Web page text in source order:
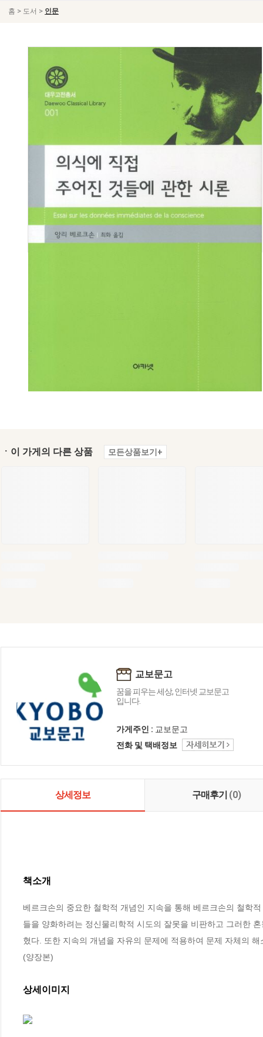
홈 > 도서 > 인문
ㆍ이 가게의 다른 상품 모든상품보기+
교보문고
꿈을 피우는 세상, 인터넷 교보문고
입니다.
가게주인 : 교보문고
전화 및 택배정보
상세정보 구매후기 (0)
책소개
베르크손의 중요한 철학적 개념인 지속을 통해 베르크손의 철학
들을 양화하려는 정신물리학적 시도의 잘못을 비판하고 그러한
혔다. 또한 지속의 개념을 자유의 문제에 적용하여 문제 자체의
(양장본)
상세이미지